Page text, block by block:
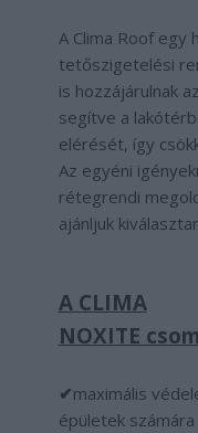
A Clima Roof
tetőszigetelési
is hozzájárulnak
segítve a
elérését, így
Az egyéni
rétegrendi
ajánljuk
A CLIMA
NOXITE
✔maximális
épületek számára